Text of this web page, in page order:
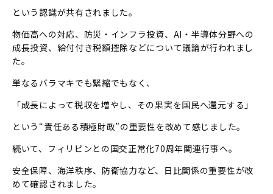
という認識が共有されました。
物価高への対応、防災・インフラ投資、AI・半導体分野への
成長投資、給付付き税額控除などについて議論が行われまし
た。
単なるバラマキでも緊縮でもなく、
「成長によって税収を増やし、その果実を国民へ還元する」
という“責任ある積極財政”の重要性を改めて感じました。
続いて、フィリピンとの国交正常化70周年関連行事へ。
安全保障、海洋秩序、防衛協力など、日比関係の重要性が改
めて確認されました。